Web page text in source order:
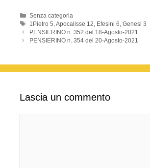
o
k
Categorie
Senza categoria
Tag
1Pietro 5,Apocalisse 12, Efesini 6,Genesi 3
PENSIERINO n. 352 del 18-Agosto-2021
PENSIERINO n. 354 del 20-Agosto-2021
Lascia un commento